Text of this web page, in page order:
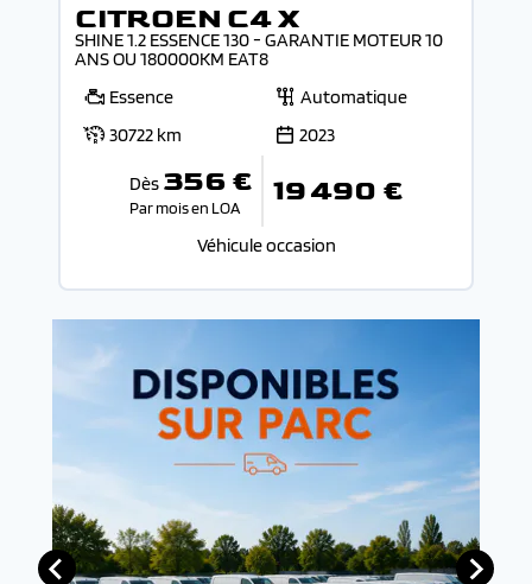
CITROEN C4 X
SHINE 1.2 ESSENCE 130 - GARANTIE MOTEUR 10
ANS OU 180000KM EAT8
Essence
Automatique
30722 km
2023
Dès 356 €
Par mois en LOA 19 490 €
Véhicule occasion